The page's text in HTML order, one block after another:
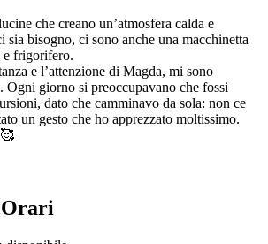
che creano un’atmosfera calda e
sia bisogno, ci sono anche una macchinetta
e frigorifero.
e l’attenzione di Magda, mi sono
Ogni giorno si preoccupavano che fossi
dato che camminavo da sola: non ce
un gesto che ho apprezzato moltissimo.
Orari